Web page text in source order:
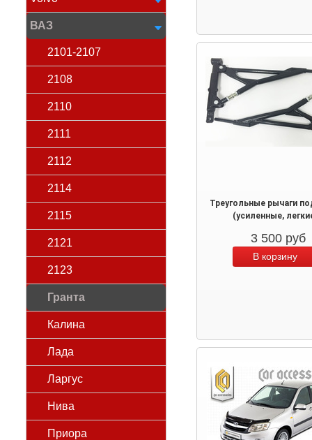
ВАЗ
2101-2107
2108
2110
2111
2112
2114
2115
2121
2123
Гранта
Калина
Лада
Ларгус
Нива
Приора
Треугольные рычаги
(усиленные,
3 500 руб